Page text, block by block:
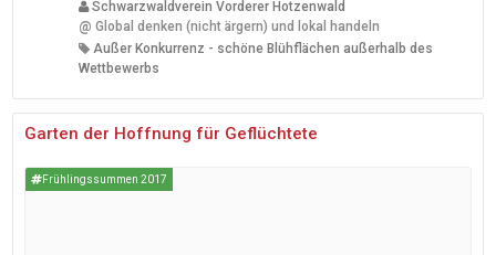
Schwarzwaldverein Vorderer Hotzenwald
@ Global denken (nicht ärgern) und lokal handeln
Außer Konkurrenz - schöne Blühflächen außerhalb des
Wettbewerbs
Garten der Hoffnung für Geflüchtete
Frühlingssummen 2017